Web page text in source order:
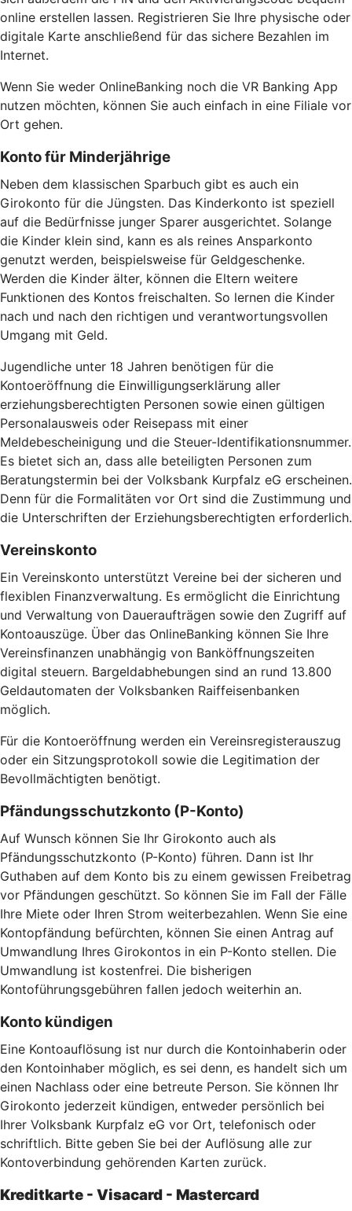
online erstellen lassen. Registrieren Sie Ihre physische oder
digitale Karte anschließend für das sichere Bezahlen im
Internet.
Wenn Sie weder OnlineBanking noch die VR Banking App
nutzen möchten, können Sie auch einfach in eine Filiale vor
Ort gehen.
Konto für Minderjährige
Neben dem klassischen Sparbuch gibt es auch ein
Girokonto für die Jüngsten. Das Kinderkonto ist speziell
auf die Bedürfnisse junger Sparer ausgerichtet. Solange
die Kinder klein sind, kann es als reines Ansparkonto
genutzt werden, beispielsweise für Geldgeschenke.
Werden die Kinder älter, können die Eltern weitere
Funktionen des Kontos freischalten. So lernen die Kinder
nach und nach den richtigen und verantwortungsvollen
Umgang mit Geld.
Jugendliche unter 18 Jahren benötigen für die
Kontoeröffnung die Einwilligungserklärung aller
erziehungsberechtigten Personen sowie einen gültigen
Personalausweis oder Reisepass mit einer
Meldebescheinigung und die Steuer-Identifikationsnummer.
Es bietet sich an, dass alle beteiligten Personen zum
Beratungstermin bei der Volksbank Kurpfalz eG erscheinen.
Denn für die Formalitäten vor Ort sind die Zustimmung und
die Unterschriften der Erziehungsberechtigten erforderlich.
Vereinskonto
Ein Vereinskonto unterstützt Vereine bei der sicheren und
flexiblen Finanzverwaltung. Es ermöglicht die Einrichtung
und Verwaltung von Daueraufträgen sowie den Zugriff auf
Kontoauszüge. Über das OnlineBanking können Sie Ihre
Vereinsfinanzen unabhängig von Banköffnungszeiten
digital steuern. Bargeldabhebungen sind an rund 13.800
Geldautomaten der Volksbanken Raiffeisenbanken
möglich.
Für die Kontoeröffnung werden ein Vereinsregisterauszug
oder ein Sitzungsprotokoll sowie die Legitimation der
Bevollmächtigten benötigt.
Pfändungsschutzkonto (P-Konto)
Auf Wunsch können Sie Ihr Girokonto auch als
Pfändungsschutzkonto (P-Konto) führen. Dann ist Ihr
Guthaben auf dem Konto bis zu einem gewissen Freibetrag
vor Pfändungen geschützt. So können Sie im Fall der Fälle
Ihre Miete oder Ihren Strom weiterbezahlen. Wenn Sie eine
Kontopfändung befürchten, können Sie einen Antrag auf
Umwandlung Ihres Girokontos in ein P-Konto stellen. Die
Umwandlung ist kostenfrei. Die bisherigen
Kontoführungsgebühren fallen jedoch weiterhin an.
Konto kündigen
Eine Kontoauflösung ist nur durch die Kontoinhaberin oder
den Kontoinhaber möglich, es sei denn, es handelt sich um
einen Nachlass oder eine betreute Person. Sie können Ihr
Girokonto jederzeit kündigen, entweder persönlich bei
Ihrer Volksbank Kurpfalz eG vor Ort, telefonisch oder
schriftlich. Bitte geben Sie bei der Auflösung alle zur
Kontoverbindung gehörenden Karten zurück.
Kreditkarte - Visacard - Mastercard